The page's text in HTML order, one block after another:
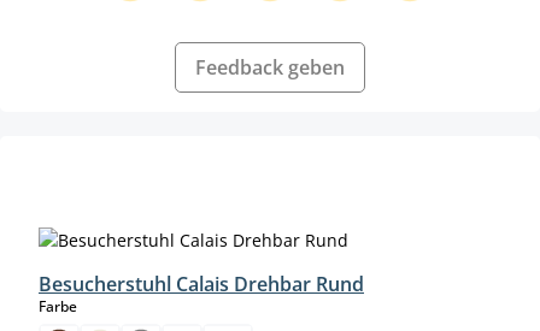
Feedback geben
Besucherstuhl Calais Drehbar Rund
Farbeauswählen